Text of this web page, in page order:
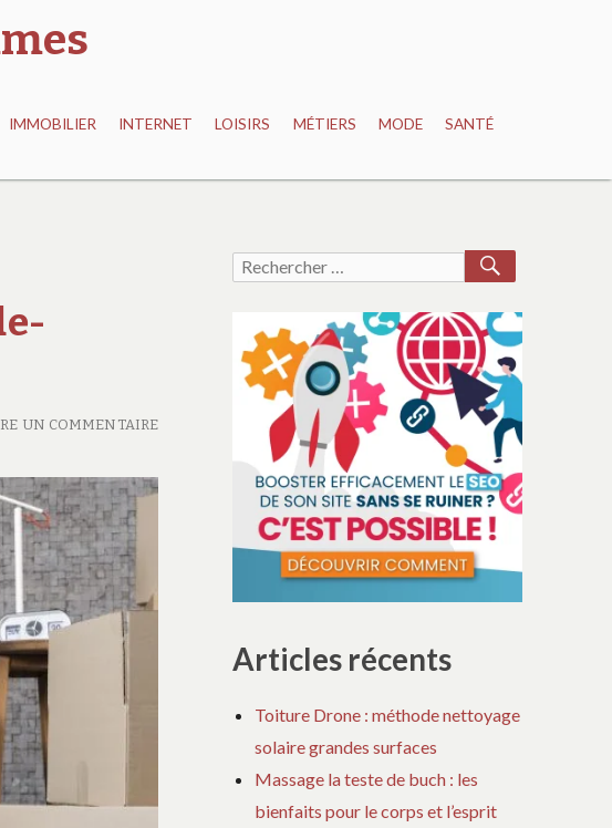
IMMOBILIER INTERNET LOISIRS MÉTIERS MODE SANTÉ
UN COMMENTAIRE
Recherche
Articles récents
Toiture Drone : méthode nettoyage
solaire grandes surfaces
Massage la teste de buch : les
bienfaits pour le corps et l’esprit